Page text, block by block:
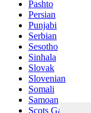
Pashto
Persian
Punjabi
Serbian
Sesotho
Sinhala
Slovak
Slovenian
Somali
Samoan
Scots Gaelic